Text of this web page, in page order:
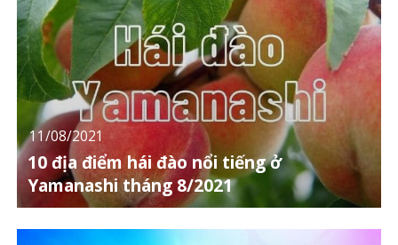
11/08/2021
10 địa điểm hái đào nổi tiếng ở
Yamanashi tháng 8/2021